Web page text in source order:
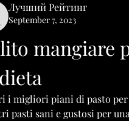
Лучший Рейтинг
September 7, 2023
mangiare
i migliori piani di pasto
pasti sani e gustosi per